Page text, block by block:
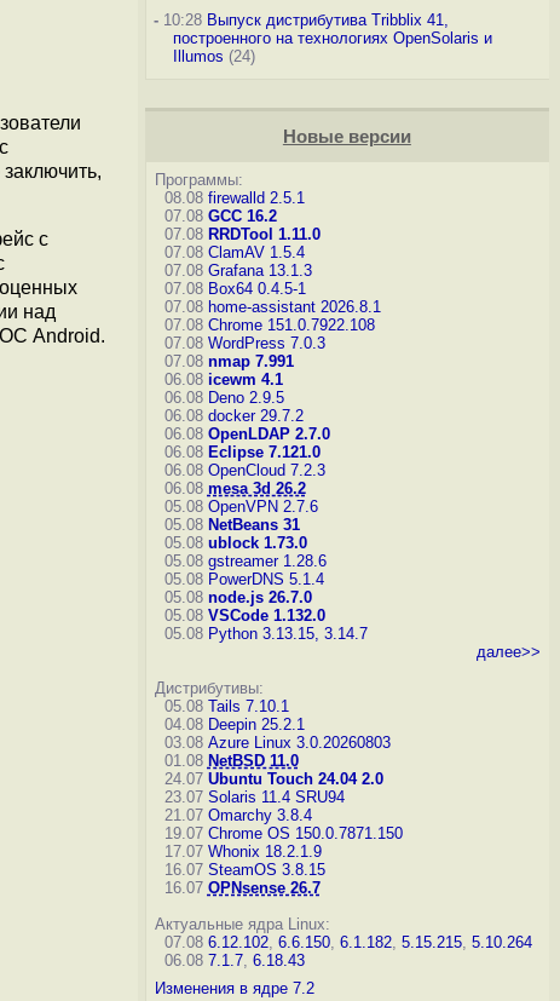
с
над
Android.
-10:28 Выпуск дистрибутива Tribblix 41,
построенного на технологиях OpenSolaris и
Illumos (24)
Новые версии
Программы:
08.08 firewalld 2.5.1
07.08 GCC 16.2
07.08 RRDTool 1.11.0
07.08 ClamAV 1.5.4
07.08 Grafana 13.1.3
07.08 Box64 0.4.5-1
07.08 home-assistant 2026.8.1
07.08 Chrome 151.0.7922.108
07.08 WordPress 7.0.3
07.08 nmap 7.991
06.08 icewm 4.1
06.08 Deno 2.9.5
06.08 docker 29.7.2
06.08 OpenLDAP 2.7.0
06.08 Eclipse 7.121.0
06.08 OpenCloud 7.2.3
06.08 mesa 3d 26.2
05.08 OpenVPN 2.7.6
05.08 NetBeans 31
05.08 ublock 1.73.0
05.08 gstreamer 1.28.6
05.08 PowerDNS 5.1.4
05.08 node.js 26.7.0
05.08 VSCode 1.132.0
05.08 Python 3.13.15, 3.14.7
далее>>
Дистрибутивы:
05.08 Tails 7.10.1
04.08 Deepin 25.2.1
03.08 Azure Linux 3.0.20260803
01.08 NetBSD 11.0
24.07 Ubuntu Touch 24.04 2.0
23.07 Solaris 11.4 SRU94
21.07 Omarchy 3.8.4
19.07 Chrome OS 150.0.7871.150
17.07 Whonix 18.2.1.9
16.07 SteamOS 3.8.15
16.07 OPNsense 26.7
Актуальные ядра Linux:
07.08 6.12.102, 6.6.150, 6.1.182, 5.15.215, 5.10.264
06.08 7.1.7, 6.18.43
Изменения в ядре 7.2